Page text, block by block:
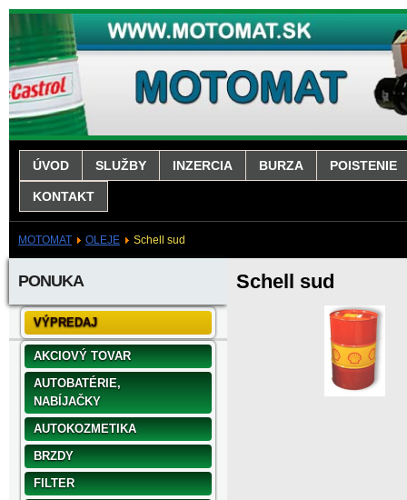
ÚVOD SLUŽBY INZERCIA BURZA POISTENIE
KONTAKT
MOTOMAT OLEJE Schell sud
PONUKA
VÝPREDAJ
AKCIOVÝ TOVAR
AUTOBATÉRIE,
NABÍJAČKY
AUTOKOZMETIKA
BRZDY
FILTER
Schell sud